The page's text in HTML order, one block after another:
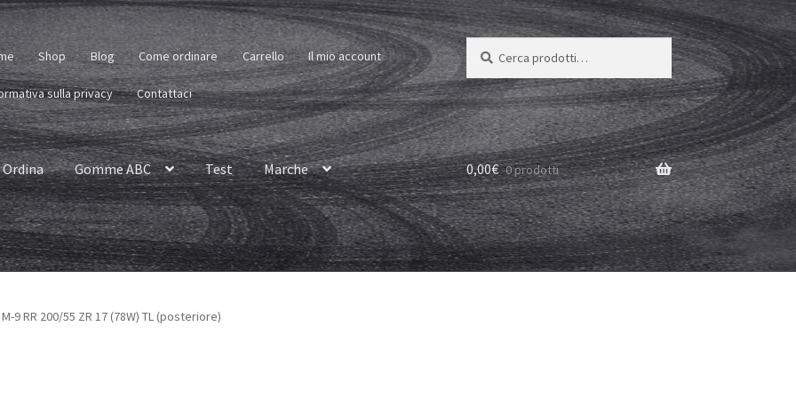
Shop Blog Come ordinare Carrello Il mio account
sulla privacy Contattaci
Cerca:
Cerca
Ordina Gomme ABC Test Marche 0,00€ 0 prodotti
9 RR 200/55 ZR 17 (78W) TL (posteriore)